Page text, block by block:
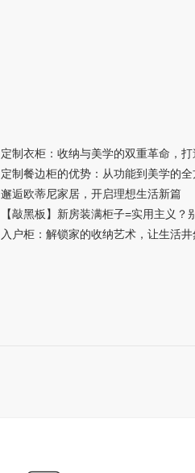
定制衣柜：收纳与美学的双重革命，
定制餐边柜的优势：从功能到美学的全
邂逅欧蒂尼家居，开启理想生活新篇
【敲黑板】新房装满柜子=实用主义？
入户柜：解锁家的收纳艺术，让生活